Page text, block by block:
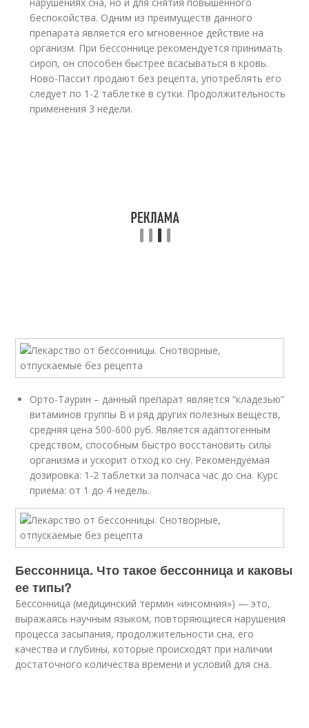
беспокойства. Одним из преимуществ данного
препарата является его мгновенное действие на
организм. При бессоннице рекомендуется принимать
сироп, он способен быстрее всасываться в кровь.
Ново-Пассит продают без рецепта, употреблять его
следует по 1-2 таблетке в сутки. Продолжительность
применения 3 недели.
Орто-Таурин – данный препарат является “кладезью”
витаминов группы B и ряд других полезных веществ,
средняя цена 500-600 руб. Является адаптогенным
средством, способным быстро восстановить силы
организма и ускорит отход ко сну. Рекомендуемая
дозировка: 1-2 таблетки за полчаса час до сна. Курс
приема: от 1 до 4 недель.
Бессонница. Что такое бессонница и каковы
ее типы?
Бессонница (медицинский термин «инсомния») — это,
выражаясь научным языком, повторяющиеся нарушения
процесса засыпания, продолжительности сна, его
качества и глубины, которые происходят при наличии
достаточного количества времени и условий для сна.